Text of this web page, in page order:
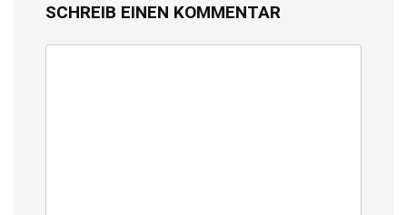
SCHREIB EINEN KOMMENTAR